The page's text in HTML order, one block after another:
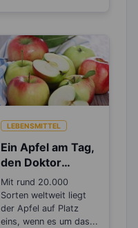
LEBENSMITTEL
Ein Apfel am Tag,
den Doktor
gespart – Stimmt
das wirklich?
Mit rund 20.000
Sorten weltweit liegt
der Apfel auf Platz
eins, wenn es um das...